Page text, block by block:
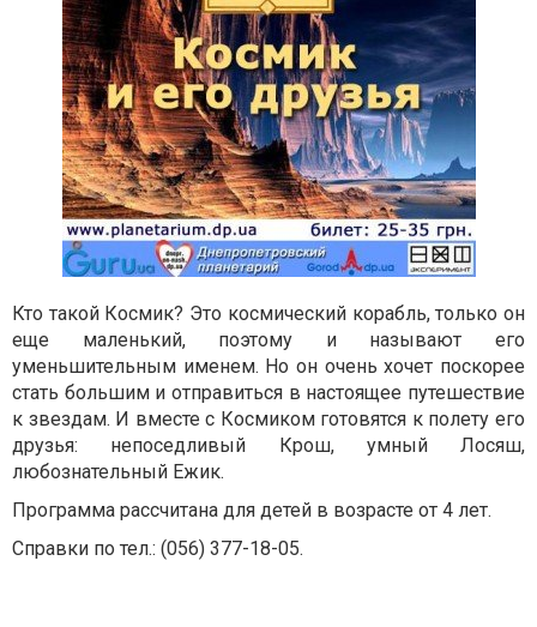
Кто такой Космик? Это космический корабль, только он
еще маленький, поэтому и называют его
уменьшительным именем. Но он очень хочет поскорее
стать большим и отправиться в настоящее путешествие
к звездам. И вместе с Космиком готовятся к полету его
друзья: непоседливый Крош, умный Лосяш,
любознательный Ежик.
Программа рассчитана для детей в возрасте от 4 лет.
Справки по тел.: (056) 377-18-05.